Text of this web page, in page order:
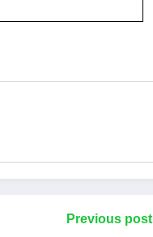
Previous post